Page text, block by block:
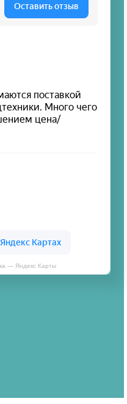
— Яндекс Карты